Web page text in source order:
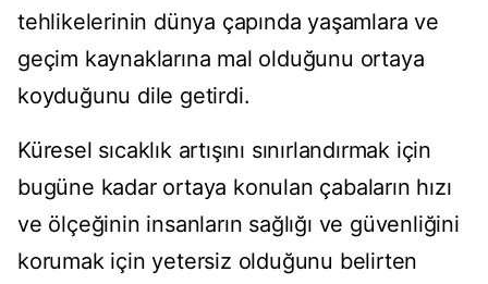
tehlikelerinin dünya çapında yaşamlara ve
geçim kaynaklarına mal olduğunu ortaya
koyduğunu dile getirdi.
Küresel sıcaklık artışını sınırlandırmak için
bugüne kadar ortaya konulan çabaların hızı
ve ölçeğinin insanların sağlığı ve güvenliğini
korumak için yetersiz olduğunu belirten